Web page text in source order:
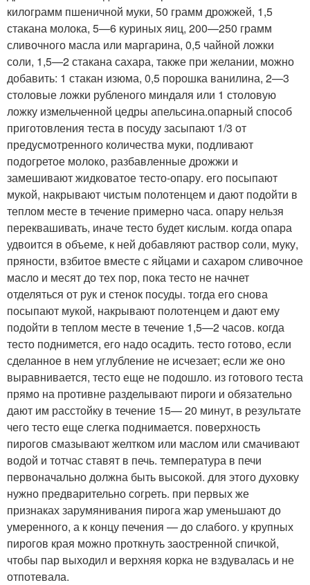
килограмм пшеничной муки, 50 грамм дрожжей, 1,5
стакана молока, 5—6 куриных яиц, 200—250 грамм
сливочного масла или маргарина, 0,5 чайной ложки
соли, 1,5—2 стакана сахара, также при желании, можно
добавить: 1 стакан изюма, 0,5 порошка ванилина, 2—3
столовые ложки рубленого миндаля или 1 столовую
ложку измельченной цедры апельсина.опарный способ
приготовления теста в посуду засыпают 1/3 от
предусмотренного количества муки, подливают
подогретое молоко, разбавленные дрожжи и
замешивают жидковатое тесто-опару. его посыпают
мукой, накрывают чистым полотенцем и дают подойти в
теплом месте в течение примерно часа. опару нельзя
переквашивать, иначе тесто будет кислым. когда опара
удвоится в объеме, к ней добавляют раствор соли, муку,
пряности, взбитое вместе с яйцами и сахаром сливочное
масло и месят до тех пор, пока тесто не начнет
отделяться от рук и стенок посуды. тогда его снова
посыпают мукой, накрывают полотенцем и дают ему
подойти в теплом месте в течение 1,5—2 часов. когда
тесто поднимется, его надо осадить. тесто готово, если
сделанное в нем углубление не исчезает; если же оно
выравнивается, тесто еще не подошло. из готового теста
прямо на противне разделывают пироги и обязательно
дают им расстойку в течение 15— 20 минут, в результате
чего тесто еще слегка поднимается. поверхность
пирогов смазывают желтком или маслом или смачивают
водой и тотчас ставят в печь. температура в печи
первоначально должна быть высокой. для этого духовку
нужно предварительно согреть. при первых же
признаках зарумянивания пирога жар уменьшают до
умеренного, а к концу печения — до слабого. у крупных
пирогов края можно проткнуть заостренной спичкой,
чтобы пар выходил и верхняя корка не вздувалась и не
отпотевала.